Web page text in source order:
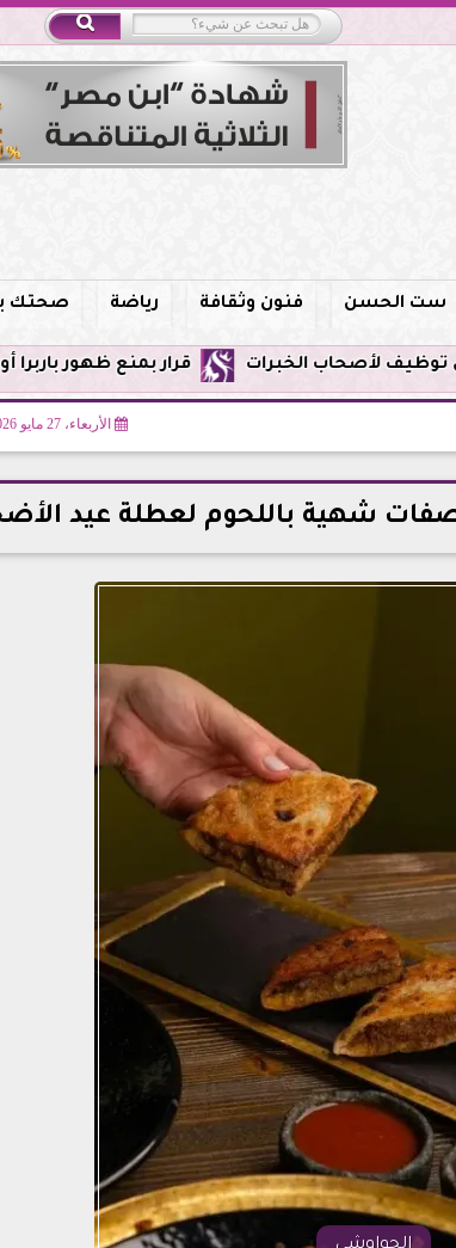
ست الحسن فنون وثقافة رياضة صحتك
قرار بمنع ظهور باربرا أونيل في مصر
الأربعاء، 27 مايو 2026
شهية باللحوم لعطلة عيد